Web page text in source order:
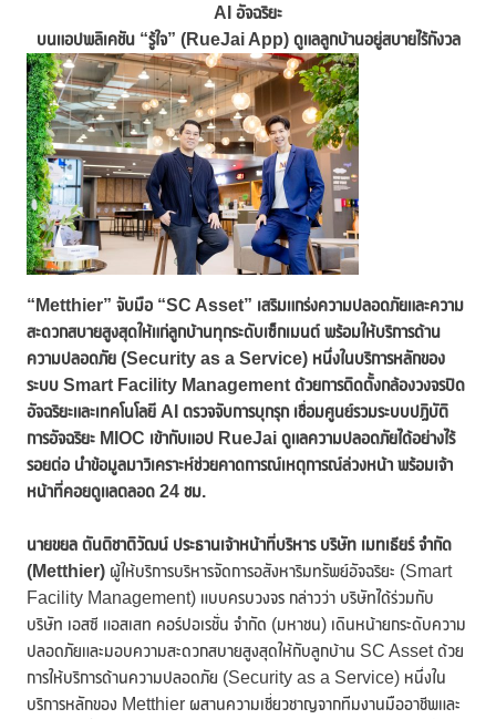
AI อัจฉริยะ
บนแอปพลิเคชัน “รู้ใจ” (RueJai App) ดูแลลูกบ้านอยู่สบายไร้กังวล
“Metthier” จับมือ “SC Asset” เสริมแกร่งความปลอดภัยและความ
สะดวกสบายสูงสุดให้แก่ลูกบ้านทุกระดับเซ็กเมนต์ พร้อมให้บริการด้าน
ความปลอดภัย (Security as a Service) หนึ่งในบริการหลักของ
ระบบ Smart Facility Management ด้วยการติดตั้งกล้องวงจรปิด
อัจฉริยะและเทคโนโลยี AI ตรวจจับการบุกรุก เชื่อมศูนย์รวมระบบปฏิบัติ
การอัจฉริยะ MIOC เข้ากับแอป RueJai ดูแลความปลอดภัยได้อย่างไร้
รอยต่อ นำข้อมูลมาวิเคราะห์ช่วยคาดการณ์เหตุการณ์ล่วงหน้า พร้อมเจ้า
หน้าที่คอยดูแลตลอด 24 ชม.
นายขยล ตันติชาติวัฒน์ ประธานเจ้าหน้าที่บริหาร บริษัท เมทเธียร์ จำกัด
(Metthier) ผู้ให้บริการบริหารจัดการอสังหาริมทรัพย์อัจฉริยะ (Smart
Facility Management) แบบครบวงจร กล่าวว่า บริษัทได้ร่วมกับ
บริษัท เอสซี แอสเสท คอร์ปอเรชั่น จำกัด (มหาชน) เดินหน้ายกระดับความ
ปลอดภัยและมอบความสะดวกสบายสูงสุดให้กับลูกบ้าน SC Asset ด้วย
การให้บริการด้านความปลอดภัย (Security as a Service) หนึ่งใน
บริการหลักของ Metthier ผสานความเชี่ยวชาญจากทีมงานมืออาชีพและ